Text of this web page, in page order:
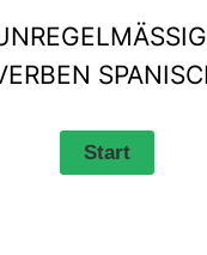
SPANISCH